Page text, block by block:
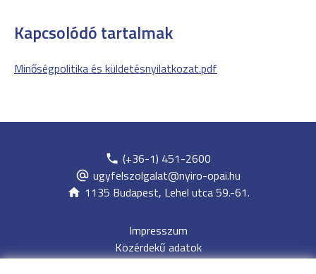
Kapcsolódó tartalmak
Minőségpolitika és küldetésnyilatkozat.pdf
(+36-1) 451-2600
ugyfelszolgalat@nyiro-opai.hu
1135 Budapest, Lehel utca 59.-61.
Impresszum
Közérdekű adatok
Adatvédelem